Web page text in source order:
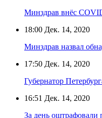
Минздрав внёс
18:00 Дек. 14, 2020
Минздрав назвал
17:50 Дек. 14, 2020
Губернатор
16:51 Дек. 14, 2020
За день оштрафовали